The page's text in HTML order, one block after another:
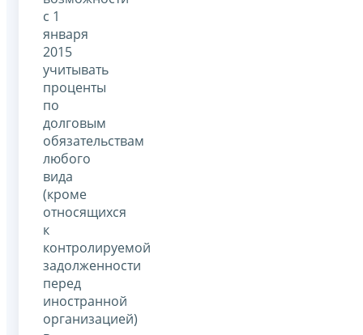
с 1
января
2015
учитывать
проценты
по
долговым
обязательствам
любого
вида
(кроме
относящихся
к
контролируемой
задолженности
перед
иностранной
организацией)